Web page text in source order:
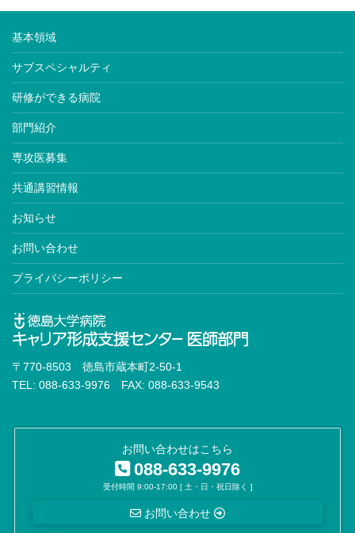
基本領域
サブスペシャルティ
研修ができる病院
部門紹介
専攻医募集
共通講習情報
お知らせ
お問い合わせ
プライバシーポリシー
〒770-8503 徳島市蔵本町2-50-1
TEL: 088-633-9976 FAX: 088-633-9543
お問い合わせはこちら
088-633-9976
受付時間 9:00-17:00 [ 土・日・祝日除く ]
お問い合わせ